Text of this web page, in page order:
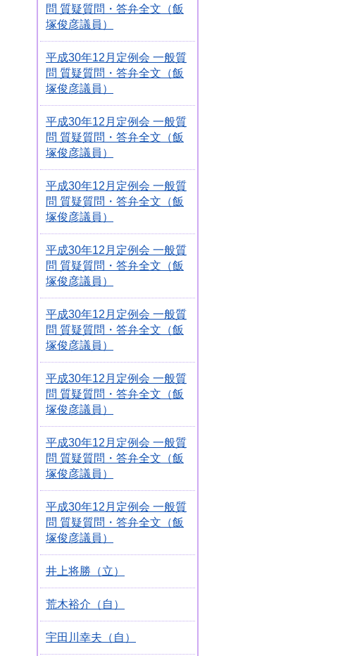
問 質疑質問・答弁全文（飯
塚俊彦議員）
平成30年12月定例会 一般質
問 質疑質問・答弁全文（飯
塚俊彦議員）
平成30年12月定例会 一般質
問 質疑質問・答弁全文（飯
塚俊彦議員）
平成30年12月定例会 一般質
問 質疑質問・答弁全文（飯
塚俊彦議員）
平成30年12月定例会 一般質
問 質疑質問・答弁全文（飯
塚俊彦議員）
平成30年12月定例会 一般質
問 質疑質問・答弁全文（飯
塚俊彦議員）
平成30年12月定例会 一般質
問 質疑質問・答弁全文（飯
塚俊彦議員）
平成30年12月定例会 一般質
問 質疑質問・答弁全文（飯
塚俊彦議員）
平成30年12月定例会 一般質
問 質疑質問・答弁全文（飯
塚俊彦議員）
井上将勝（立）
荒木裕介（自）
宇田川幸夫（自）